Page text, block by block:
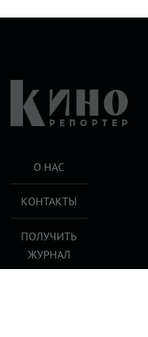
О НАС
КОНТАКТЫ
ПОЛУЧИТЬ
ЖУРНАЛ
КИНОРЕПОРТЕР